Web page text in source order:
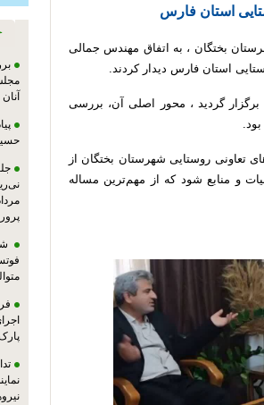
استان فارس
دکتر عباسی فرماندار شهرستان بختگان ، به اتفاق مهندس جمالی
استان فارس دیدار کردند.
برگزار گردید ، محور اصلی آن، بررسی
تعاونی روستایی شهرستان بختگان از
و منابع شود که از مهم‌ترین مساله
آنان